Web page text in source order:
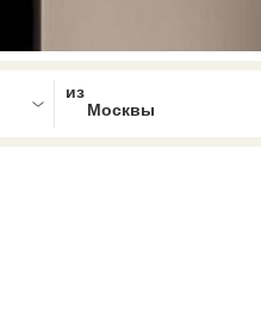
press Down to open the menu,